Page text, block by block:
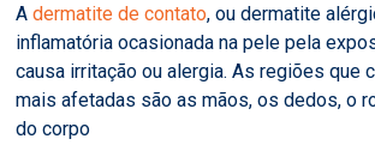
Adermatite de contato, ou dermatite
inflamatória ocasionada na pele pela
causa irritação ou alergia. As regiões que
mais afetadas são as mãos, os dedos, o
do corpo